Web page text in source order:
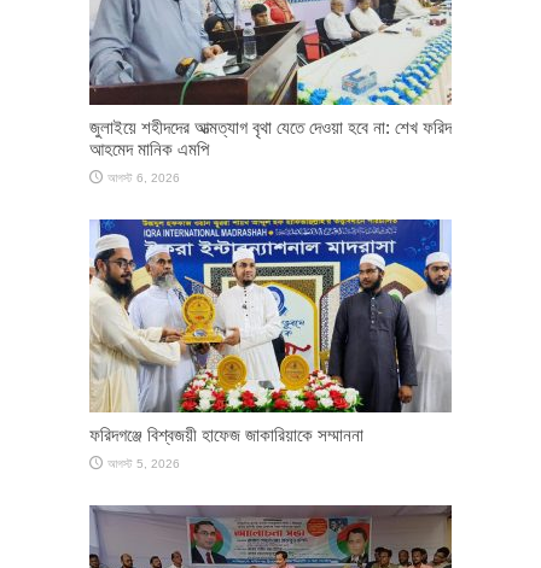
জুলাইয়ে শহীদদের আত্মত্যাগ বৃথা যেতে দেওয়া হবে না: শেখ ফরিদ
আহমেদ মানিক এমপি
আগস্ট 6, 2026
ফরিদগঞ্জে বিশ্বজয়ী হাফেজ জাকারিয়াকে সম্মাননা
আগস্ট 5, 2026